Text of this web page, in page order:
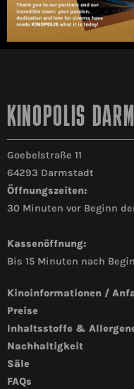
KINOPOLIS
Goebelstraße 11
64293 Darmstadt
Öffnungszeiten:
30 Minuten vor Beginn
Kassenöffnung:
Bis 15 Minuten nach
Kinoinformationen /
Preise
Inhaltsstoffe &
Nachhaltigkeit
Säle
FAQs